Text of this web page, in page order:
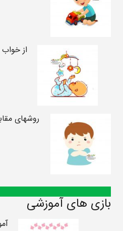
از
روشهای
بازی های آموزشی